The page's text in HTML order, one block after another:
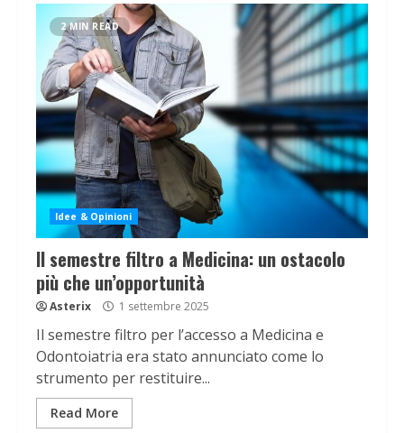
2 MIN READ
Idee & Opinioni
Il semestre filtro a Medicina: un ostacolo
più che un’opportunità
Asterix 1 settembre 2025
Il semestre filtro per l’accesso a Medicina e
Odontoiatria era stato annunciato come lo
strumento per restituire...
Read More